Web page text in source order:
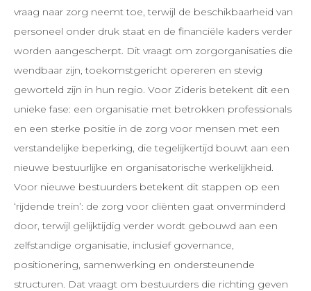
vraag naar zorg neemt toe, terwijl de beschikbaarheid van
personeel onder druk staat en de financiële kaders verder
worden aangescherpt. Dit vraagt om zorgorganisaties die
wendbaar zijn, toekomstgericht opereren en stevig
geworteld zijn in hun regio. Voor Zideris betekent dit een
unieke fase: een organisatie met betrokken professionals
en een sterke positie in de zorg voor mensen met een
verstandelijke beperking, die tegelijkertijd bouwt aan een
nieuwe bestuurlijke en organisatorische werkelijkheid.
Voor nieuwe bestuurders betekent dit stappen op een
‘rijdende trein’: de zorg voor cliënten gaat onverminderd
door, terwijl gelijktijdig verder wordt gebouwd aan een
zelfstandige organisatie, inclusief governance,
positionering, samenwerking en ondersteunende
structuren. Dat vraagt om bestuurders die richting geven